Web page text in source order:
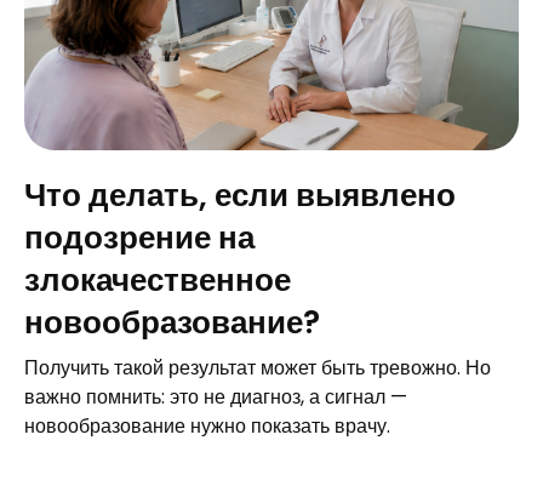
Что делать, если выявлено
подозрение на
злокачественное
новообразование?
Получить такой результат может быть тревожно. Но
важно помнить: это не диагноз, а сигнал —
новообразование нужно показать врачу.